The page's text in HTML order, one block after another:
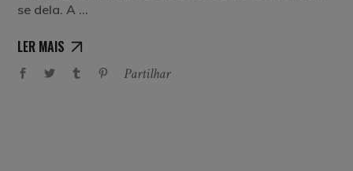
se dela. A
LER MAIS
Partilhar